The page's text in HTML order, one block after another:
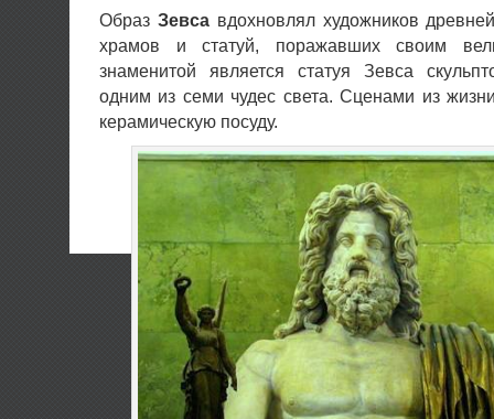
Образ Зевсавдохновлял художников
храмов и статуй, поражавших своим
знаменитой является статуя Зевса
одним из семи чудес света. Сценами из
керамическую посуду.